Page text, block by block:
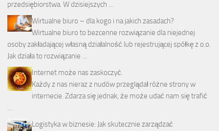
przedsiębiorstwa. W dzisiejszych …
Wirtualne biuro – dla kogo i na jakich zasadach?
Wirtualne biuro to bezcenne rozwiązanie dla niejednej
osoby zakładającej własną działalność lub rejestrującej spółkę z o.o.
Jak działa to rozwiązanie …
Internet może nas zaskoczyć.
Każdy z nas nieraz z nudów przeglądał różne strony w
internecie. Zdarza się jednak, że może udać nam się trafić
…
Logistyka w biznesie: Jak skutecznie zarządzać